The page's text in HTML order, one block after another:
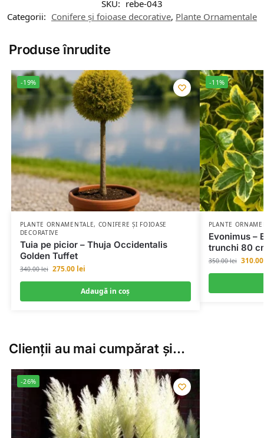
SKU: rebe-043
Categorii: Conifere și foioase decorative, Plante Ornamentale
Produse înrudite
-19%
PLANTE ORNAMENTALE, CONIFERE ȘI FOIOASE
DECORATIVE
Tuia pe picior – Thuja Occidentalis
Golden Tuffet
340.00lei 275.00 lei
Adaugă in coş
-11%
PLANTE
Evonimus –
trunchi 80
350.00lei
Clienții au mai cumpărat și…
-26%